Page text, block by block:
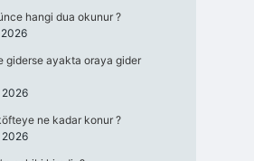
hangi dua okunur ?
giderse ayakta oraya gider
2026
ne kadar konur ?
2026